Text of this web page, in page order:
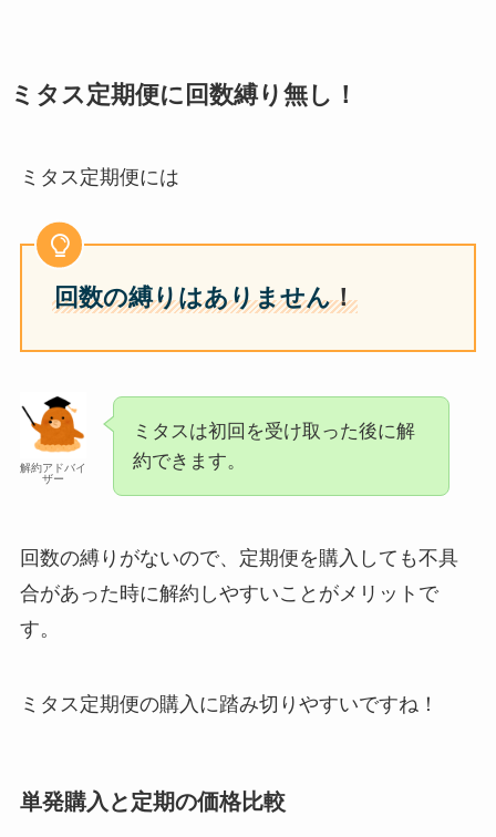
ミタス定期便に回数縛り無し！
ミタス定期便には
回数の縛りはありません！
解約アドバイ
ザー
ミタスは初回を受け取った後に解
約できます。
回数の縛りがないので、定期便を購入しても不具
合があった時に解約しやすいことがメリットで
す。
ミタス定期便の購入に踏み切りやすいですね！
単発購入と定期の価格比較